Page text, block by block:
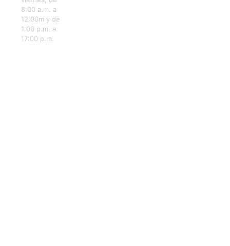
8:00 a.m. a
12:00m y de
1:00 p.m. a
17:00 p.m.